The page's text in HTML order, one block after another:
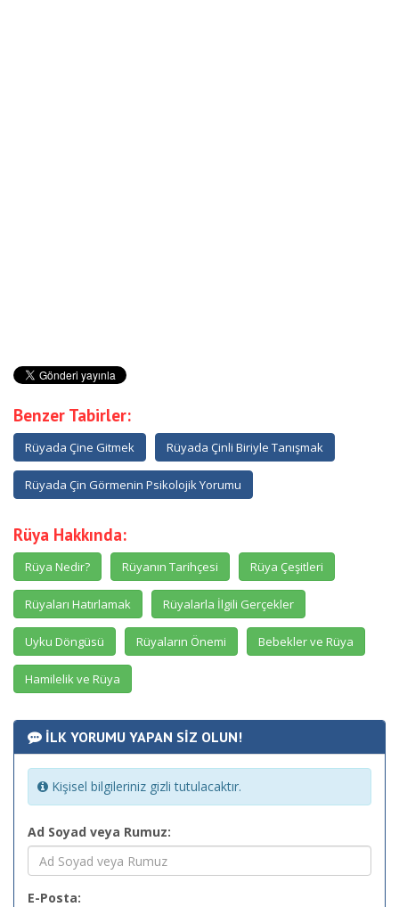
Benzer Tabirler:
Rüyada Çine Gitmek Rüyada Çinli Biriyle Tanışmak
Rüyada Çin Görmenin Psikolojik Yorumu
Rüya Hakkında:
Rüya Nedir? Rüyanın Tarihçesi Rüya Çeşitleri
Rüyaları Hatırlamak Rüyalarla İlgili Gerçekler
Uyku Döngüsü Rüyaların Önemi Bebekler ve Rüya
Hamilelik ve Rüya
İLK YORUMU YAPAN SİZ OLUN!
Kişisel bilgileriniz gizli tutulacaktır.
Ad Soyad veya Rumuz:
E-Posta: